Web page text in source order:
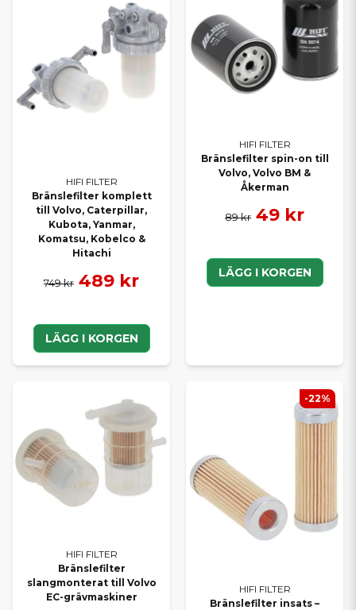
SNABB LEVERANS &
PROFESSIONELL SUPPORT
Behöver du hjälp att identifiera vilketbränslefilter som passar
din Volvo
? Kontakta oss – vi hjälper dig att välja rätt filter så att din
maskin får ren diesel, stabil drift och maximal livslängd.
HIFI FILTER
Bränslefilter komplett
till Volvo, Caterpillar,
Kubota, Yanmar,
Komatsu, Kobelco &
Hitachi
749 kr 489 kr
LÄGG I KORGEN
HIFI FILTER
Bränslefilter spin-on till
Volvo, Volvo BM &
Åkerman
89 kr 49 kr
LÄGG I KORGEN
HIFI FILTER
Bränslefilter
slangmonterat till Volvo
EC-grävmaskiner
HIFI FILTER
Bränslefilter insats –
-22%